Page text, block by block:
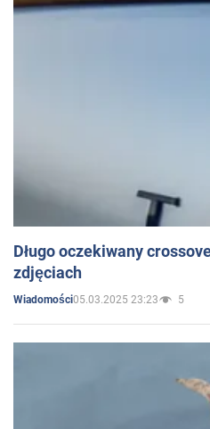
Długo oczekiwany
zdjęciach
Wiadomości05.03.2025 23:23 5